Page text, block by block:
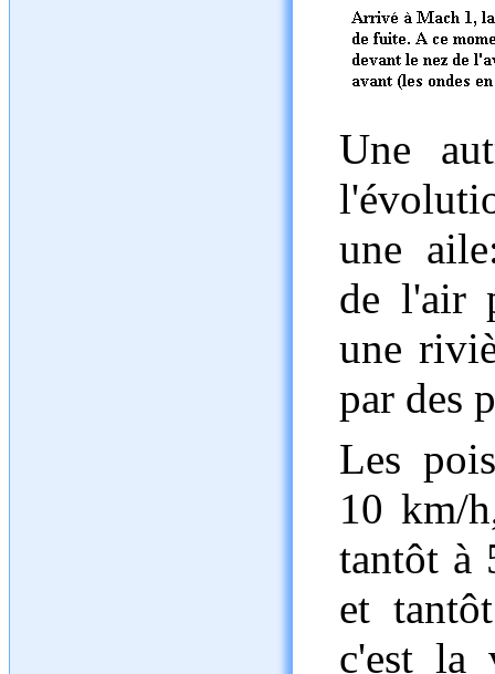
Une
une
de l'air
une
par des
Les
10 km/
tantôt à
et
c'est la